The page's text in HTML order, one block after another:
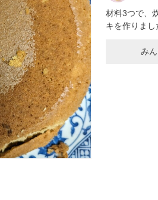
材料3つで、
キを作りまし
み